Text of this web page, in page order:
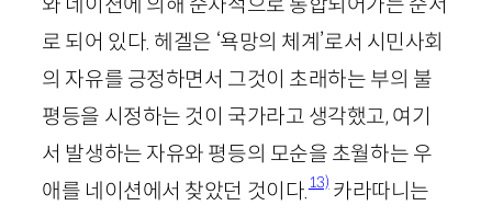
로 되어 있다. 헤겔은 ‘욕망의 체계’로서 시민사회
의 자유를 긍정하면서 그것이 초래하는 부의 불
평등을 시정하는 것이 국가라고 생각했고, 여기
서 발생하는 자유와 평등의 모순을 초월하는 우
애를 네이션에서 찾았던 것이다.13)카라따니는